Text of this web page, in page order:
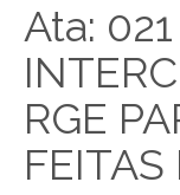
Ata:
RGE